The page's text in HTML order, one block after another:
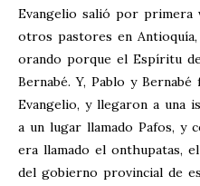
Evangelio salió por primera
otros pastores en
orando porque el Espíritu
Bernabé. Y, Pablo y
Evangelio, y llegaron a una
a un lugar llamado Pafos, y
era llamado el onthupatas,
del gobierno provincial de